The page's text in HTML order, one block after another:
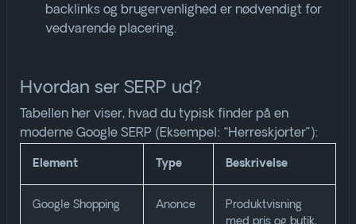
backlinks og brugervenlighed er nødvendigt for
vedvarende placering.
Hvordan ser SERP ud?
Tabellen her viser, hvad du typisk finder på en
moderne Google SERP (Eksempel: “Herreskjorter”):
Element Type Beskrivelse
Google Shopping Anonce
Produktvisning